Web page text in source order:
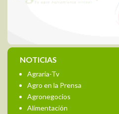
NOTICIAS
Agraria-Tv
Agro en la Prensa
Agronegocios
Alimentación